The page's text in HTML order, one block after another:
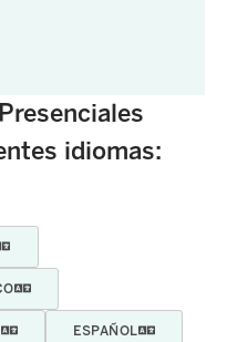
idiomas:
ESPAÑOL